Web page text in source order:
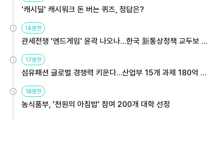
'캐시딜' 캐시워크 돈 버는 퀴즈, 정답은?
14분전
관세전쟁 '엔드게임' 윤곽 나오나…한국 新통상정책 교두보 활
17분전
섬유패션 글로벌 경쟁력 키운다…산업부 15개 과제 180억 지
18분전
농식품부, '천원의 아침밥' 참여 200개 대학 선정